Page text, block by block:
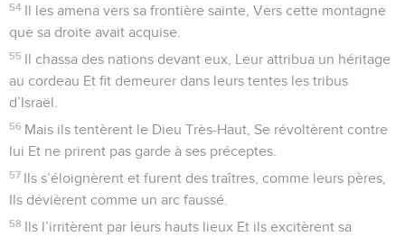
54 Il les amena vers sa frontière sainte, Vers cette montagne
que sa droite avait acquise.
55 Il chassa des nations devant eux, Leur attribua un héritage
au cordeau Et fit demeurer dans leurs tentes les tribus
d’Israël.
56 Mais ils tentèrent le Dieu Très-Haut, Se révoltèrent contre
lui Et ne prirent pas garde à ses préceptes.
57 Ils s’éloignèrent et furent des traîtres, comme leurs pères,
Ils dévièrent comme un arc faussé.
58 Ils l’irritèrent par leurs hauts lieux Et ils excitèrent sa